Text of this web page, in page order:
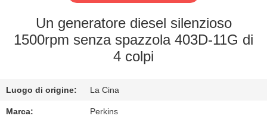
FABBRICA
QUALITÀ
Un generatore diesel silenzioso
1500rpm senza spazzola 403D-11G di
4 colpi
Luogo di origine: La Cina
Marca: Perkins